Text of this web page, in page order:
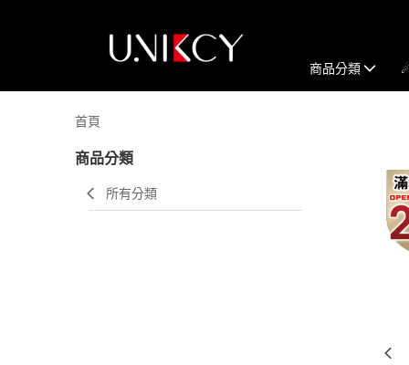
商品分類
首頁
商品分類
所有分類